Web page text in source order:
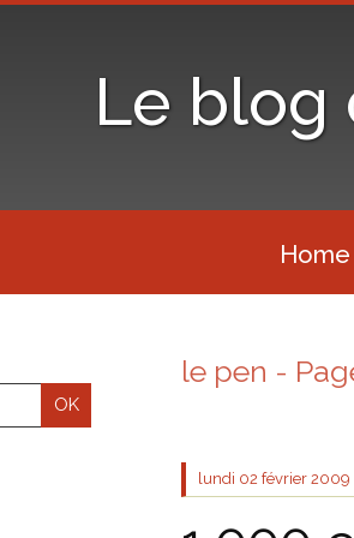
Le blog
Home
le pen -
lundi 02 février 2009